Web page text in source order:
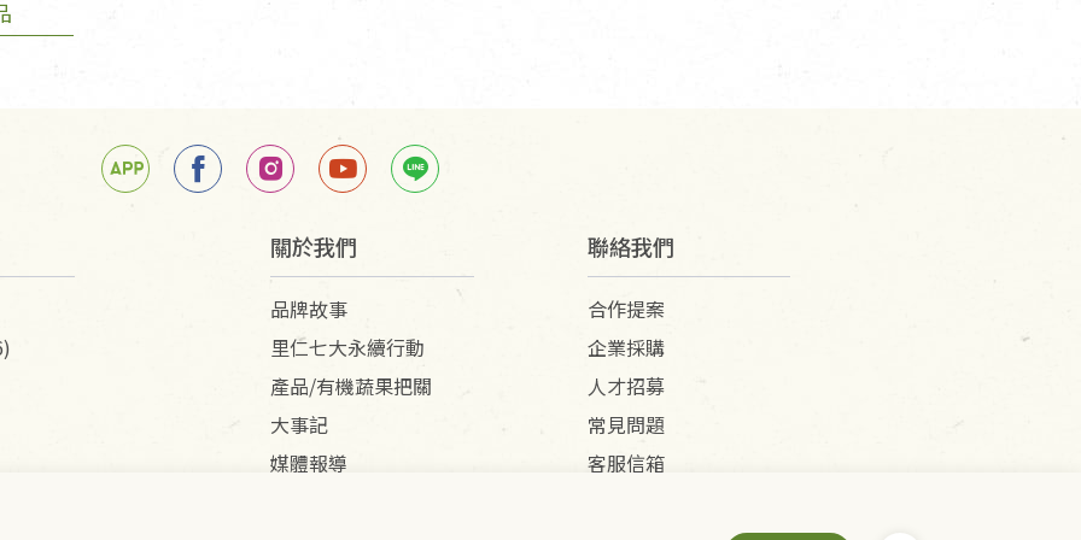
關於我們
品牌故事
里仁七大永續行動
產品/有機蔬果把關
大事記
媒體報導
聯絡我們
合作提案
企業採購
人才招募
常見問題
客服信箱